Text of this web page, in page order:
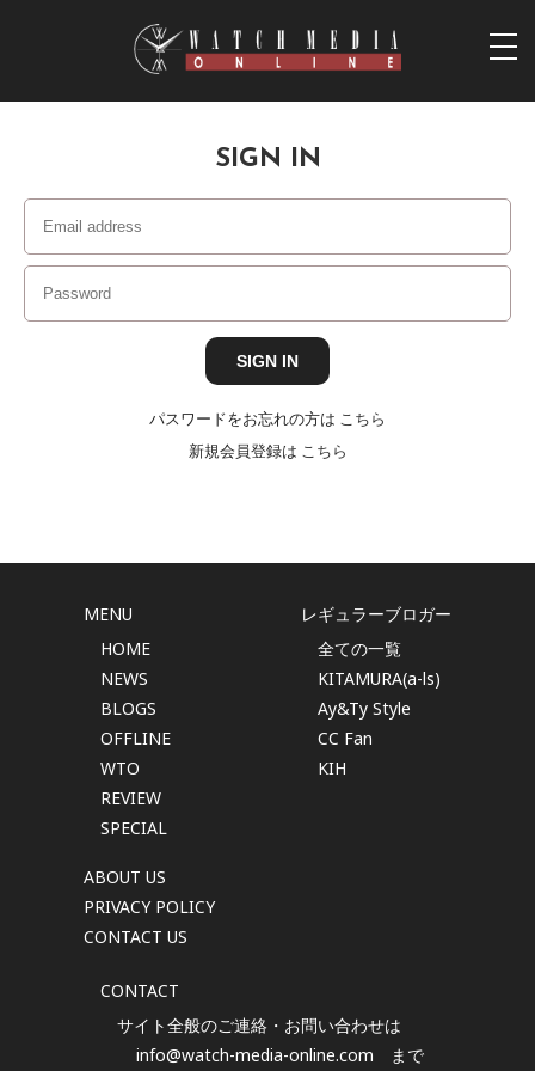
SIGN IN
パスワードをお忘れの方は こちら
新規会員登録は こちら
MENU
HOME
NEWS
BLOGS
OFFLINE
WTO
REVIEW
SPECIAL
ABOUT US
PRIVACY POLICY
CONTACT US
レギュラーブロガー
全ての一覧
KITAMURA(a-ls)
Ay&Ty Style
CC Fan
KIH
CONTACT
サイト全般のご連絡・お問い合わせは
info@watch-media-online.com まで